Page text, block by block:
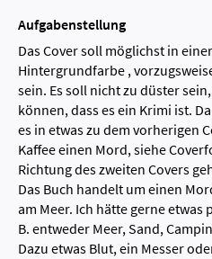
Aufgabenstellung
Das Cover soll möglichst in
Hintergrundfarbe ,
sein. Es soll nicht zu düster
können, dass es ein Krimi ist.
es in etwas zu dem vorherigen
Kaffee einen Mord, siehe
Richtung des zweiten Covers
Das Buch handelt um einen
am Meer. Ich hätte gerne etwas
B. entweder Meer, Sand,
Dazu etwas Blut, ein Messer